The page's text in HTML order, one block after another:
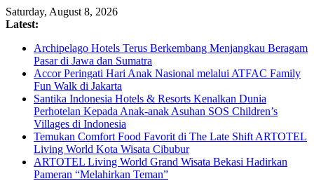
Skip
to
Saturday, August 8, 2026
Latest:
Archipelago Hotels Terus Berkembang Menjangkau Beragam
Pasar di Jawa dan Sumatra
Accor Peringati Hari Anak Nasional melalui ATFAC Family
Fun Walk di Jakarta
Santika Indonesia Hotels & Resorts Kenalkan Dunia
Perhotelan Kepada Anak-anak Asuhan SOS Children’s
Villages di Indonesia
Temukan Comfort Food Favorit di The Late Shift ARTOTEL
Living World Kota Wisata Cibubur
ARTOTEL Living World Grand Wisata Bekasi Hadirkan
Pameran “Melahirkan Teman”